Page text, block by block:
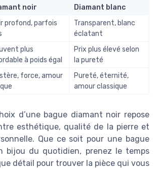
noir Diamant blanc
profond, parfois
Transparent, blanc
éclatant
plus
à poids égal
Prix plus élevé selon
la pureté
force, amour
Pureté, éternité,
amour classique
d’une bague diamant noir repose
esthétique, qualité de la pierre et
Que ce soit pour une bague
bijou du quotidien, prenez le temps
détail pour trouver la pièce qui vous